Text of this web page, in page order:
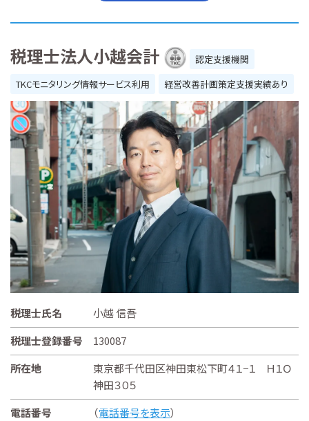
税理士法人小越会計
認定支援機関
TKCモニタリング情報サービス利用
経営改善計画策定支援実績あり
税理士氏名
小越 信吾
税理士登録番号
130087
所在地
東京都千代田区神田東松下町４１−１ Ｈ１Ｏ
神田３０５
電話番号
（電話番号を表示）